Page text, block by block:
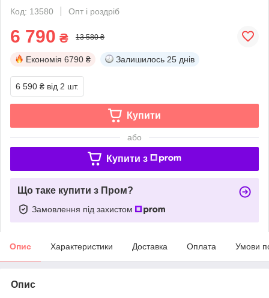
Код: 13580
Опт і роздріб
6 790 ₴ 13 580 ₴
Економія 6790 ₴ Залишилось 25 днів
6 590 ₴ від 2 шт.
Купити
або
Купити з
Що таке купити з Пром?
Замовлення під захистом
Опис Характеристики Доставка Оплата Умови
Опис